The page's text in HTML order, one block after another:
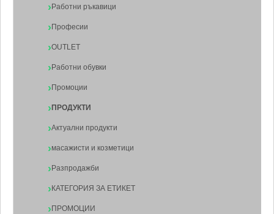
Работни ръкавици
Професии
OUTLET
Работни обувки
Промоции
ПРОДУКТИ
Актуални продукти
масажисти и козметици
Разпродажби
КАТЕГОРИЯ ЗА ЕТИКЕТ
ПРОМОЦИИ